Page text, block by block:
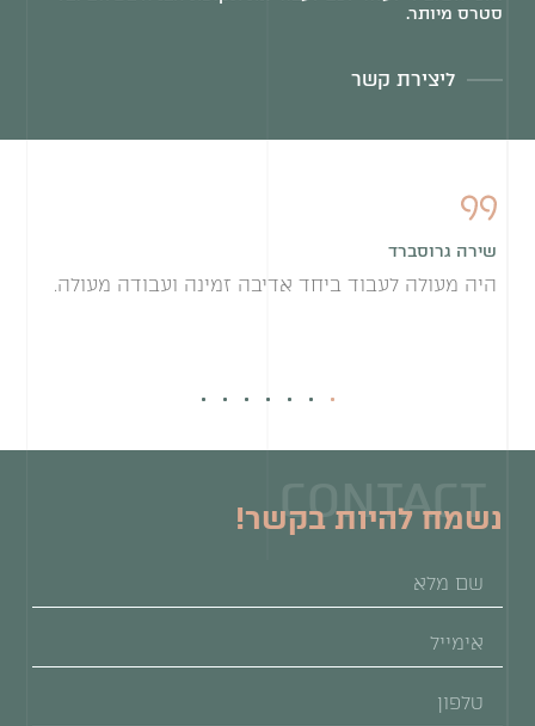
סטרס מיותר.
ליצירת קשר
שירה גרוסברד
היה מעולה לעבוד ביחד אדיבה זמינה ועבודה מעולה.
CONTACT
נשמח להיות בקשר!